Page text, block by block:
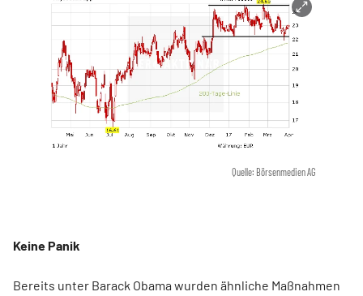
Quelle: Börsenmedien AG
Keine Panik
Bereits unter Barack Obama wurden ähnliche Maßnahmen